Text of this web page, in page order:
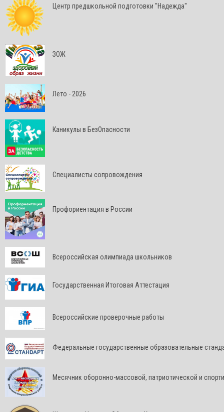
Центр предшкольной подготовки "Надежда"
ЗОЖ
Лето - 2026
Каникулы в БезОпасности
Специалисты сопровождения
Профориентация в России
Всероссийская олимпиада школьников
Государственная Итоговая Аттестация
Всероссийские проверочные работы
Федеральные государственные образовательные
Месячник оборонно-массовой, патриотической и